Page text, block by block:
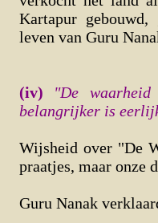
Kartapur
leven van Guru
(iv)
"De
belangrijker is
Wijsheid over "De
praatjes, maar onze
Guru Nanak